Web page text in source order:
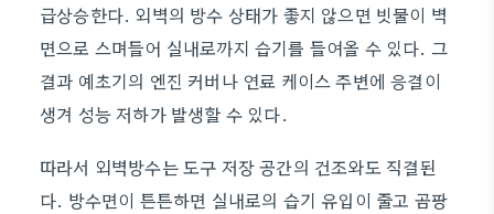
급상승한다. 외벽의 방수 상태가 좋지 않으면 빗물이 벽
면으로 스며들어 실내로까지 습기를 들여올 수 있다. 그
결과 예초기의 엔진 커버나 연료 케이스 주변에 응결이
생겨 성능 저하가 발생할 수 있다.
따라서 외벽방수는 도구 저장 공간의 건조와도 직결된
다. 방수면이 튼튼하면 실내로의 습기 유입이 줄고 곰팡